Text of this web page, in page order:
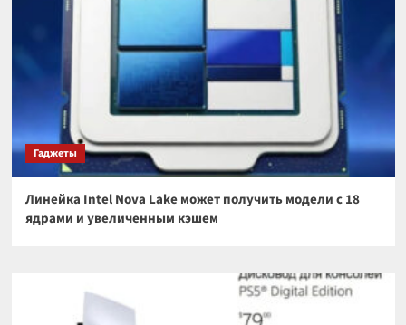
Гаджеты
Линейка Intel Nova Lake может получить модели с 18
ядрами и увеличенным кэшем